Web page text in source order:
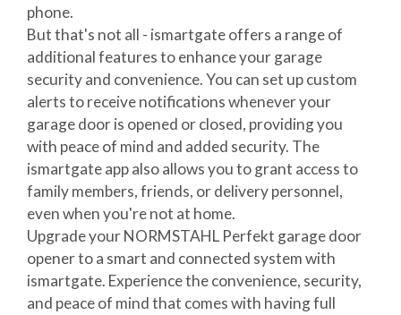
phone.
But that's not all - ismartgate offers a range of
additional features to enhance your garage
security and convenience. You can set up custom
alerts to receive notifications whenever your
garage door is opened or closed, providing you
with peace of mind and added security. The
ismartgate app also allows you to grant access to
family members, friends, or delivery personnel,
even when you're not at home.
Upgrade your NORMSTAHL Perfekt garage door
opener to a smart and connected system with
ismartgate. Experience the convenience, security,
and peace of mind that comes with having full